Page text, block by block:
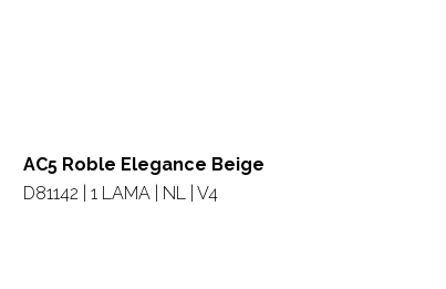
AC5 Roble Elegance Beige
D81142 | 1 LAMA | NL | V4